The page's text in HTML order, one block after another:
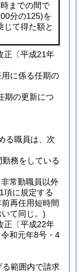
までの間で
分の125)を
じて得た額と
正〔平成21年
に係る任期の
期の更新につ
る職員は、次
務をしている
常勤職員以外
項に規定する
再任用短時間
いて同じ。)
正〔平成22年
和元年8号・4
範囲内で請求